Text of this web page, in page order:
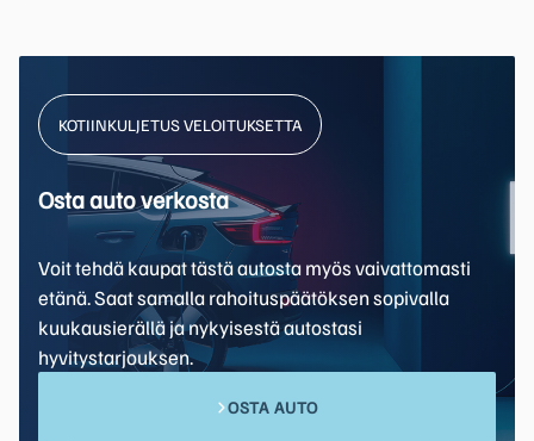
KOTIINKULJETUS VELOITUKSETTA
Osta auto verkosta
Voit tehdä kaupat tästä autosta myös vaivattomasti
etänä. Saat samalla rahoituspäätöksen sopivalla
kuukausierällä ja nykyisestä autostasi
hyvitystarjouksen.
OSTA AUTO